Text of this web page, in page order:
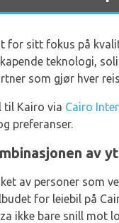
for sitt fokus på
teknologi,
som gjør hver
til Kairo via Cairo
preferanser.
av
av personer som
for leiebil på
ikke bare snill mot